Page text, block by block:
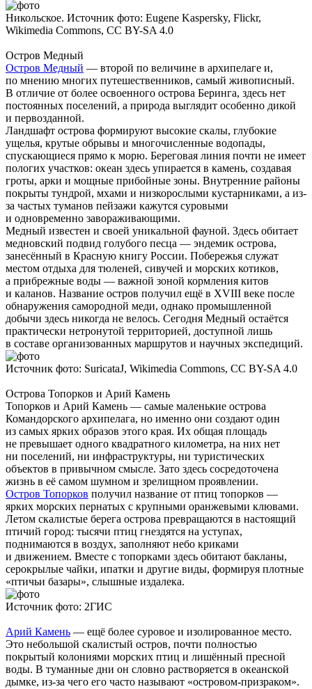
Никольское. Источник фото: Eugene Kaspersky, Flickr,
Wikimedia Commons, CC BY-SA 4.0
Остров Медный
Остров Медный — второй по величине в архипелаге и,
по мнению многих путешественников, самый живописный.
В отличие от более освоенного острова Беринга, здесь нет
постоянных поселений, а природа выглядит особенно дикой
и первозданной.
Ландшафт острова формируют высокие скалы, глубокие
ущелья, крутые обрывы и многочисленные водопады,
спускающиеся прямо к морю. Береговая линия почти не имеет
пологих участков: океан здесь упирается в камень, создавая
гроты, арки и мощные прибойные зоны. Внутренние районы
покрыты тундрой, мхами и низкорослыми кустарниками, а из-
за частых туманов пейзажи кажутся суровыми
и одновременно завораживающими.
Медный известен и своей уникальной фауной. Здесь обитает
медновский подвид голубого песца — эндемик острова,
занесённый в Красную книгу России. Побережья служат
местом отдыха для тюленей, сивучей и морских котиков,
а прибрежные воды — важной зоной кормления китов
и каланов. Название остров получил ещё в XVIII веке после
обнаружения самородной меди, однако промышленной
добычи здесь никогда не велось. Сегодня Медный остаётся
практически нетронутой территорией, доступной лишь
в составе организованных маршрутов и научных экспедиций.
Источник фото: SuricataJ, Wikimedia Commons, CC BY-SA 4.0
Острова Топорков и Арий Камень
Топорков и Арий Камень — самые маленькие острова
Командорского архипелага, но именно они создают один
из самых ярких образов этого края. Их общая площадь
не превышает одного квадратного километра, на них нет
ни поселений, ни инфраструктуры, ни туристических
объектов в привычном смысле. Зато здесь сосредоточена
жизнь в её самом шумном и зрелищном проявлении.
Остров Топорков получил название от птиц топорков —
ярких морских пернатых с крупными оранжевыми клювами.
Летом скалистые берега острова превращаются в настоящий
птичий город: тысячи птиц гнездятся на уступах,
поднимаются в воздух, заполняют небо криками
и движением. Вместе с топорками здесь обитают бакланы,
серокрылые чайки, ипатки и другие виды, формируя плотные
«птичьи базары», слышные издалека.
Источник фото: 2ГИС
Арий Камень — ещё более суровое и изолированное место.
Это небольшой скалистый остров, почти полностью
покрытый колониями морских птиц и лишённый пресной
воды. В туманные дни он словно растворяется в океанской
дымке, из-за чего его часто называют «островом-призраком».